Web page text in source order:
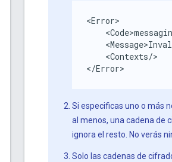
<Error>
    <Contexts/>
</Error>
Si especificas uno o más
al menos, una cadena de
ignora el resto. No verás
Solo las cadenas de